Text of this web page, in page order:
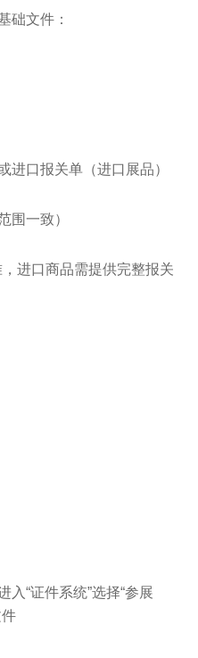
础文件：
进口报关单（进口展品）
围一致）
进口商品需提供完整报关
“证件系统”选择“参展